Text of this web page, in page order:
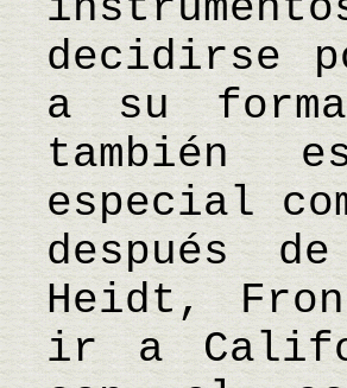
decidirse
a su
también
especial
después
Heidt,
ir a